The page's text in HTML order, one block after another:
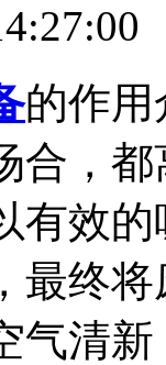
的作用
合，
有效
最终
气清